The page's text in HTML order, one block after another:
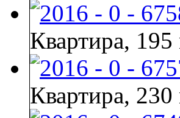
Квартира, 195
Квартира, 230